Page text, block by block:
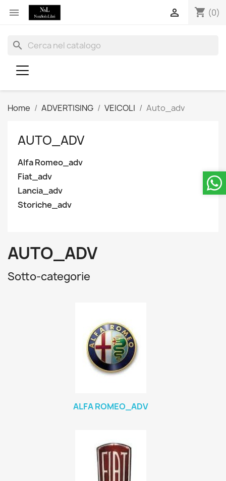
 shopping_cart (0)

search
Home ADVERTISING VEICOLI Auto_adv
AUTO_ADV
Alfa Romeo_adv
Fiat_adv
Lancia_adv
Storiche_adv
AUTO_ADV
Sotto-categorie
ALFA ROMEO_ADV